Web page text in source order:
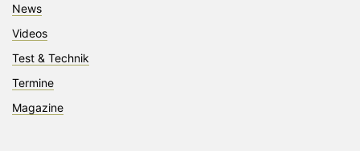
News
Videos
Test & Technik
Termine
Magazine